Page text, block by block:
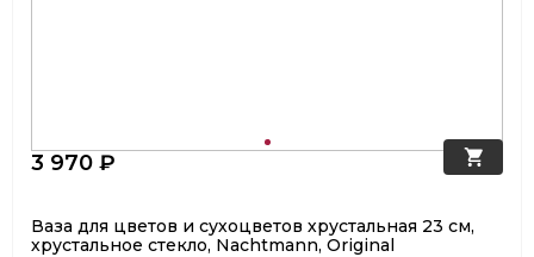
3 970 ₽
Ваза для цветов и сухоцветов хрустальная 23 см,
хрустальное стекло, Nachtmann, Original